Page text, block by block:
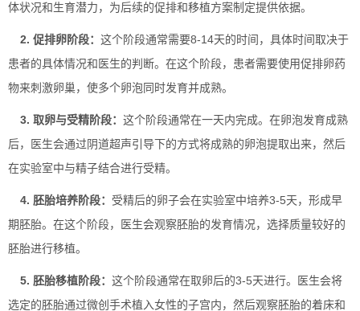
体状况和生育潜力，为后续的促排和移植方案制定提供依据。
2. 促排卵阶段： 这个阶段通常需要8-14天的时间，具体时间取决于
患者的具体情况和医生的判断。在这个阶段，患者需要使用促排卵药
物来刺激卵巢，使多个卵泡同时发育并成熟。
3. 取卵与受精阶段： 这个阶段通常在一天内完成。在卵泡发育成熟
后，医生会通过阴道超声引导下的方式将成熟的卵泡提取出来，然后
在实验室中与精子结合进行受精。
4. 胚胎培养阶段： 受精后的卵子会在实验室中培养3-5天，形成早
期胚胎。在这个阶段，医生会观察胚胎的发育情况，选择质量较好的
胚胎进行移植。
5. 胚胎移植阶段： 这个阶段通常在取卵后的3-5天进行。医生会将
选定的胚胎通过微创手术植入女性的子宫内，然后观察胚胎的着床和